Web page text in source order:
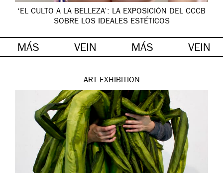
‘EL CULTO A LA BELLEZA’: LA EXPOSICIÓN DEL CCCB
SOBRE LOS IDEALES ESTÉTICOS
MÁS VEIN MÁS VEIN
ART EXHIBITION